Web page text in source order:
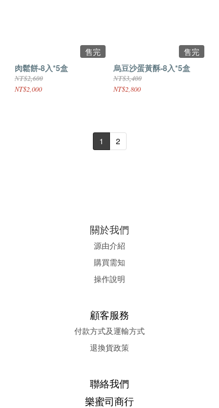
售完
肉鬆餅-8入*5盒
NT$2,600
NT$2,000
售完
烏豆沙蛋黃酥-8入*5盒
NT$3,400
NT$2,800
1 2
關於我們
源由介紹
購買需知
操作說明
顧客服務
付款方式及運輸方式
退換貨政策
聯絡我們
樂蜜司商行